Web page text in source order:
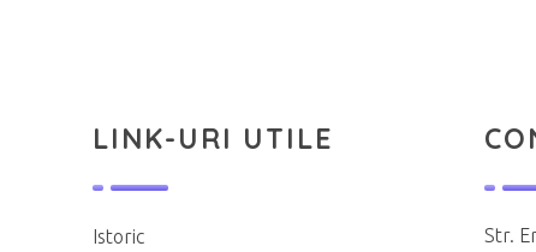
LINK-URI UTILE
Istoric
Str.